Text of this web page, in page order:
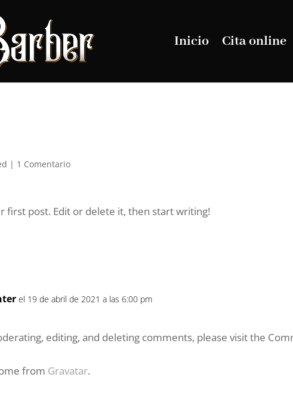
Inicio Cita online
| 1 Comentario
first post. Edit or delete it, then start writing!
el 19 de abril de 2021 a las 6:00 pm
editing, and deleting comments, please visit the
from Gravatar.